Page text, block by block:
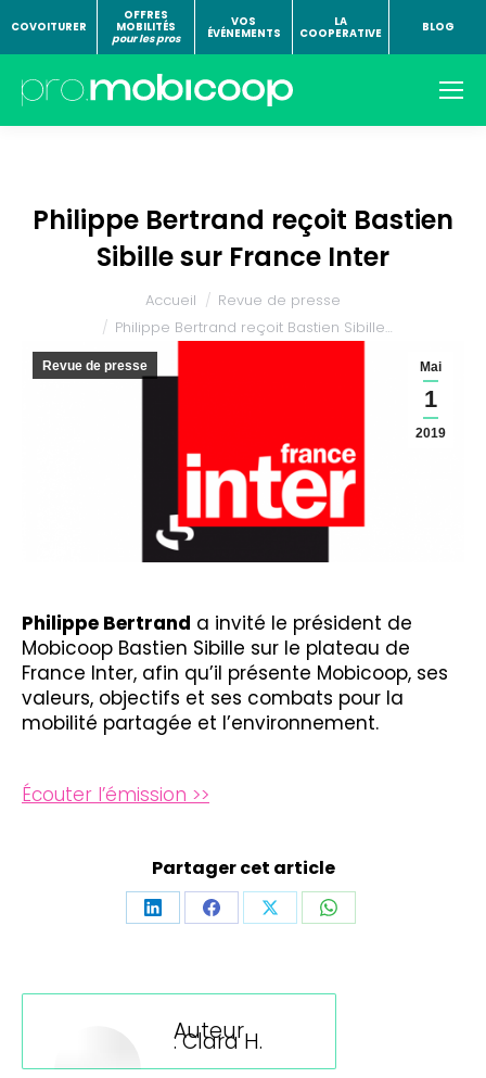
COVOITURER
OFFRES
MOBILITÉS
pour les pros
VOS
ÉVÉNEMENTS
LA
COOPERATIVE
BLOG
Philippe Bertrand reçoit Bastien
Sibille sur France Inter
Accueil
Revue de presse
Philippe Bertrand reçoit Bastien Sibille…
Mai
1
2019
Revue de presse
Philippe Bertrand a invité le président de
Mobicoop Bastien Sibille sur le plateau de
France Inter, afin qu’il présente Mobicoop, ses
valeurs, objectifs et ses combats pour la
mobilité partagée et l’environnement.
Écouter l’émission >>
Partager cet article
PartagerPartagerPartagerPartager
Auteur
:Clara H.